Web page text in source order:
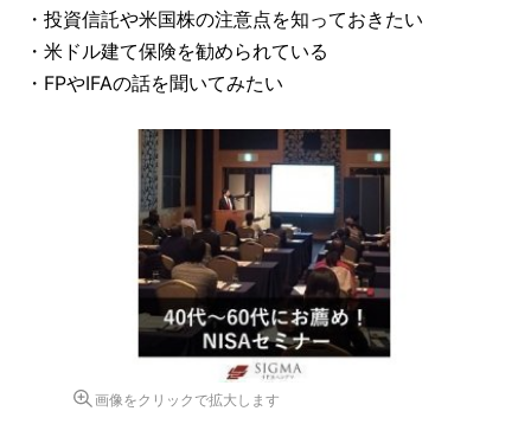
・投資信託や米国株の注意点を知っておきたい
・米ドル建て保険を勧められている
・FPやIFAの話を聞いてみたい
画像をクリックで拡大します